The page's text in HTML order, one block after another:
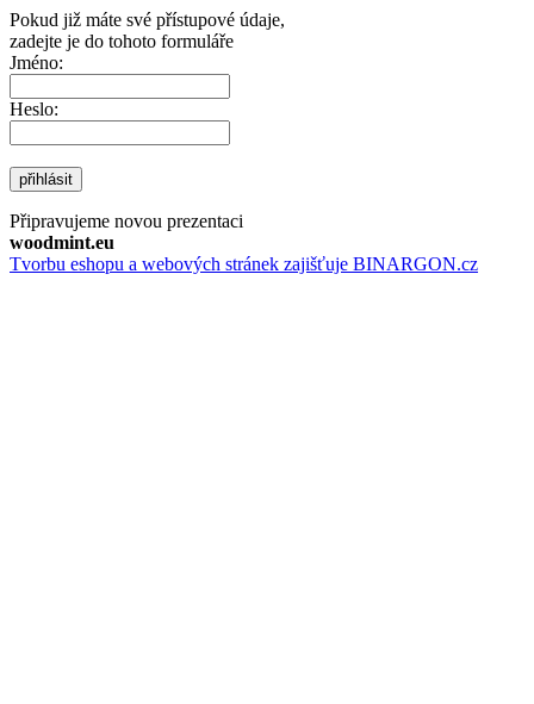
Pokud již máte své přístupové údaje,
zadejte je do tohoto formuláře
Jméno:
Heslo:
přihlásit
Připravujeme novou prezentaci
woodmint.eu
Tvorbu eshopu a webových stránek zajišťuje BINARGON.cz